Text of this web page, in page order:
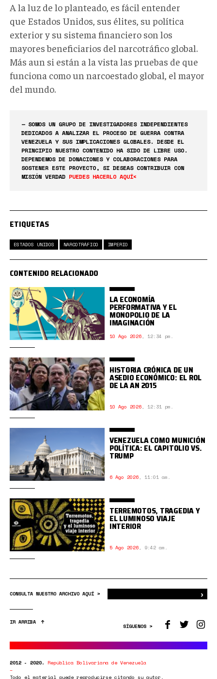
A la luz de lo planteado, es fácil entender
que Estados Unidos, sus élites, su política
exterior y su sistema financiero son los
mayores beneficiarios del narcotráfico global.
Más aun si están a la vista las pruebas de que
funciona como un narcoestado global, el mayor
del mundo.
— SOMOS UN GRUPO DE INVESTIGADORES INDEPENDIENTES
DEDICADOS A ANALIZAR EL PROCESO DE GUERRA CONTRA
VENEZUELA Y SUS IMPLICACIONES GLOBALES. DESDE EL
PRINCIPIO NUESTRO CONTENIDO HA SIDO DE LIBRE USO.
DEPENDEMOS DE DONACIONES Y COLABORACIONES PARA
SOSTENER ESTE PROYECTO, SI DESEAS CONTRIBUIR CON
MISIÓN VERDAD PUEDES HACERLO AQUÍ<
ETIQUETAS
ESTADOS UNIDOS NARCOTRÁFICO IMPERIO
CONTENIDO RELACIONADO
LA ECONOMÍA
PERFORMATIVA Y EL
MONOPOLIO DE LA
IMAGINACIÓN
10 Ago 2026, 12:34 pm.
HISTORIA CRÓNICA DE UN
ASEDIO ECONÓMICO: EL ROL
DE LA AN 2015
10 Ago 2026, 12:31 pm.
VENEZUELA COMO MUNICIÓN
POLÍTICA: EL CAPITOLIO VS.
TRUMP
6 Ago 2026, 11:01 am.
TERREMOTOS, TRAGEDIA Y
EL LUMINOSO VIAJE
INTERIOR
5 Ago 2026, 9:42 am.
CONSULTA NUESTRO ARCHIVO AQUÍ > ›
IR ARRIBA
SÍGUENOS >
2012 - 2020. República Bolivariana de Venezuela
Todo el material puede reproducirse citando su autor.